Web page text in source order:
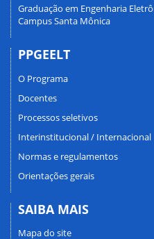
Graduação em Engenharia
Campus Santa Mônica
PPGEELT
O Programa
Docentes
Processos seletivos
Interinstitucional / Internacional
Normas e regulamentos
Orientações gerais
SAIBA MAIS
Mapa do site